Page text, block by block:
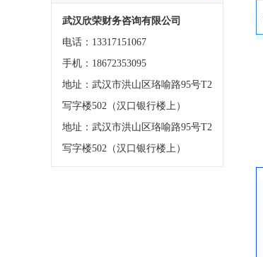
武汉欣荣财务咨询有限公司
电话：13317151067
手机：18672353095
地址：武汉市洪山区珞喻路95号T2
写字楼502（汉口银行楼上）
地址：武汉市洪山区珞喻路95号T2
写字楼502（汉口银行楼上）